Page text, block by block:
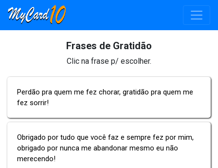
Frases de Gratidão
Clic na frase p/ escolher.
Perdão pra quem me fez chorar, gratidão pra quem me
fez sorrir!
Obrigado por tudo que você faz e sempre fez por mim,
obrigado por nunca me abandonar mesmo eu não
merecendo!